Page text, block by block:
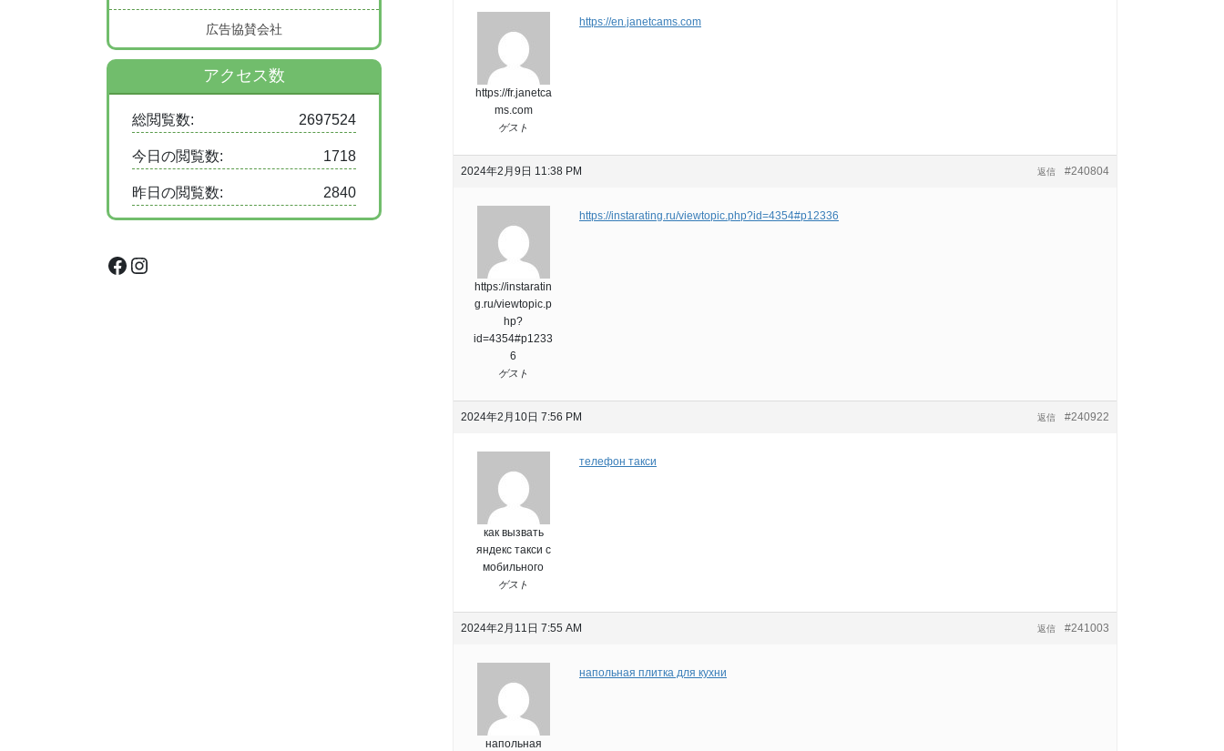
https://fr.janetca
ms.com
ゲスト
https://en.janetcams.com
2024年2月9日 11:38 PM #240804
返信
https://instaratin
g.ru/viewtopic.p
hp?
id=4354#p1233
6
ゲスト
https://instarating.ru/viewtopic.php?id=4354#p12336
2024年2月10日 7:56 PM #240922
返信
как вызвать
яндекс такси с
мобильного
ゲスト
телефон такси
2024年2月11日 7:55 AM #241003
返信
напольная
напольная плитка для кухни
広告協賛会社
アクセス数
2697524
総閲覧数:
1718
今日の閲覧数:
2840
昨日の閲覧数:
Facebook
Instagram